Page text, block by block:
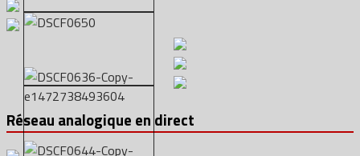
Réseau analogique en direct